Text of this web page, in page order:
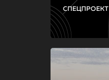
СПЕЦПРОЕКТ